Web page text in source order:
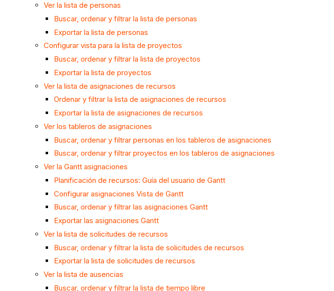
Ver la lista de personas
Buscar, ordenar y filtrar la lista de personas
Exportar la lista de personas
Configurar vista para la lista de proyectos
Buscar, ordenar y filtrar la lista de proyectos
Exportar la lista de proyectos
Ver la lista de asignaciones de recursos
Ordenar y filtrar la lista de asignaciones de recursos
Exportar la lista de asignaciones de recursos
Ver los tableros de asignaciones
Buscar, ordenar y filtrar personas en los tableros de asignaciones
Buscar, ordenar y filtrar proyectos en los tableros de asignaciones
Ver la Gantt asignaciones
Planificación de recursos: Guía del usuario de Gantt
Configurar asignaciones Vista de Gantt
Buscar, ordenar y filtrar las asignaciones Gantt
Exportar las asignaciones Gantt
Ver la lista de solicitudes de recursos
Buscar, ordenar y filtrar la lista de solicitudes de recursos
Exportar la lista de solicitudes de recursos
Ver la lista de ausencias
Buscar, ordenar y filtrar la lista de tiempo libre